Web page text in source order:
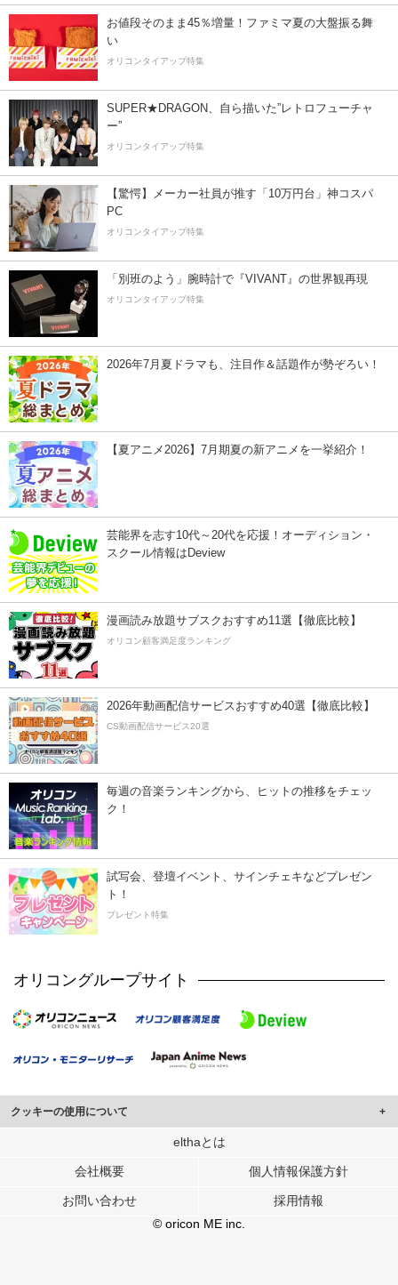
お値段そのまま45％増量！ファミマ夏の大盤振る舞
い
オリコンタイアップ特集
SUPER★DRAGON、自ら描いた”レトロフューチャ
ー”
オリコンタイアップ特集
【驚愕】メーカー社員が推す「10万円台」神コスパ
PC
オリコンタイアップ特集
「別班のよう」腕時計で『VIVANT』の世界観再現
オリコンタイアップ特集
2026年7月夏ドラマも、注目作＆話題作が勢ぞろい！
【夏アニメ2026】7月期夏の新アニメを一挙紹介！
芸能界を志す10代～20代を応援！オーディション・
スクール情報はDeview
漫画読み放題サブスクおすすめ11選【徹底比較】
オリコン顧客満足度ランキング
2026年動画配信サービスおすすめ40選【徹底比較】
CS動画配信サービス20選
毎週の音楽ランキングから、ヒットの推移をチェッ
ク！
試写会、登壇イベント、サインチェキなどプレゼン
ト！
プレゼント特集
オリコングループサイト
クッキーの使用について
このサイトでは Cookie を使用して、ユーザーに合わせたコンテンツや広告の
行っています。
メディアや広告配信、データ解析の各パートナーに提供しています。
各パートナーは、この情報とユーザーが各パートナーに提供した他の情報や、
ユーザーが各パートナーのサービスを使用したときに収集した他の情報を組み
elthaとは
会社概要 個人情報保護方針
お問い合わせ
採用情報
© oricon ME inc.